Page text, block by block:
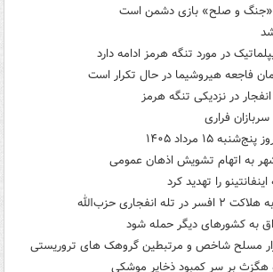
«جنگ و صلح‌» بازی دشمن است
در مورد تنگه هرمز ادامه دارد
فاجعه هیروشیما در حال تکرار است
در نزدیکی تنگه هرمز
فراری
۱۵ مرداد ۱۴۰۵
را تهدید کرد
حزب‌الله
به کشورهای دیگر حمله شود
هگزث بر سر کمبود ذخایر موشکی